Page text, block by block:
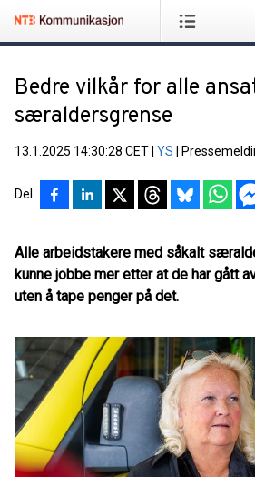
Bedre vilkår for alle
særaldersgrense
13.1.2025 14:30:28 CET YS
Del
Alle arbeidstakere med såkalt
kunne jobbe mer etter at de har gått
uten å tape penger på det.